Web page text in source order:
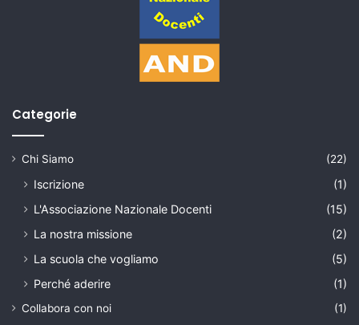
Categorie
Chi Siamo (22)
Iscrizione
(1)
L'Associazione Nazionale Docenti
(15)
La nostra missione
(2)
La scuola che vogliamo
(5)
Perché aderire
(1)
Collabora con noi
(1)